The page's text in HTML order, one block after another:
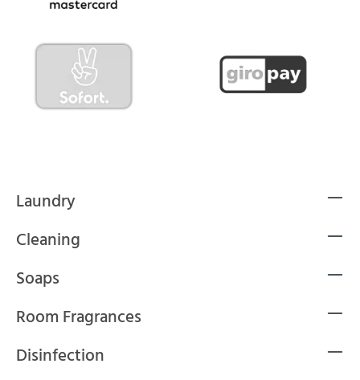
Laundry
Cleaning
Soaps
Room Fragrances
Disinfection